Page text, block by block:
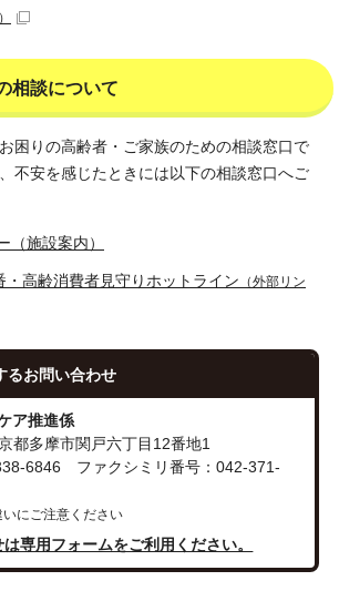
相談について
困りの高齢者・ご家族のための相談窓口で
不安を感じたときには以下の相談窓口へご
（施設案内）
・高齢消費者見守りホットライン （外部リン
るお問い合わせ
ア推進係
都多摩市関戸六丁目12番地1
6846 ファクシミリ番号：042-371-
にご注意ください
専用フォームをご利用ください。